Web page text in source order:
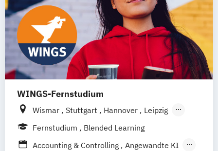
WINGS-Fernstudium
Wismar Stuttgart Hannover
Leipzig
Frankfurt am Main
Berlin
Hamburg
Fernstudium
Blended Learning
Accounting & Controlling
Angewandte KI